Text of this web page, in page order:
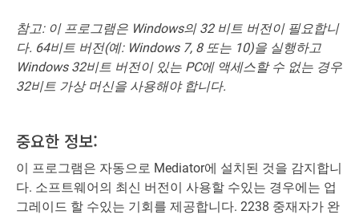
참고: 이 프로그램은 Windows의 32 비트 버전이 필요합니
다. 64비트 버전(예: Windows 7, 8 또는 10)을 실행하고
Windows 32비트 버전이 있는 PC에 액세스할 수 없는 경우
32비트 가상 머신을 사용해야 합니다.
중요한 정보:
이 프로그램은 자동으로 Mediator에 설치된 것을 감지합니
다. 소프트웨어의 최신 버전이 사용할 수있는 경우에는 업
그레이드 할 수있는 기회를 제공합니다. 2238 중재자가 완